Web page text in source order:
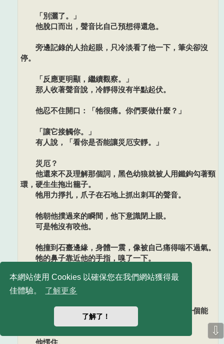
本網站使用 Cookies 以確保您在我們網站獲得最
佳體驗。
了解更多
了解了！
「別灑了。」
他脫口而出，聲音比自己預想得還急。
旁邊記錄的人抬起眼，只冷淡看了他一下，筆尖卻沒
停。
「反應更明顯，繼續觀察。」
那人收著聲音說，冷靜得沒有半點起伏。
他忍不住開口：「牠很痛。你們要做什麼？」
「讓它接觸你。」
有人說，「看你是否能讓災厄安靜。」
災厄？
他還來不及理解那個詞，黑色幼狼就被人用鐵鉤勾著頸
環，硬生生拖出籠子。
牠用力掙扎，爪子在石地上抓出刺耳的聲音。
牠朝他撲過來的瞬間，他下意識閉上眼。
可是牠沒有咬他。
牠撞到石臺邊緣，身體一震，像被自己痛得喘不過氣。
牠的鼻子靠近他的手指，嗅了一下。
牠緊繃的喉音鬆了一點。
牠貼著石臺邊緣，額頭蹭上他的手背，像要找一個能
靠、能安心的地方。
⇩